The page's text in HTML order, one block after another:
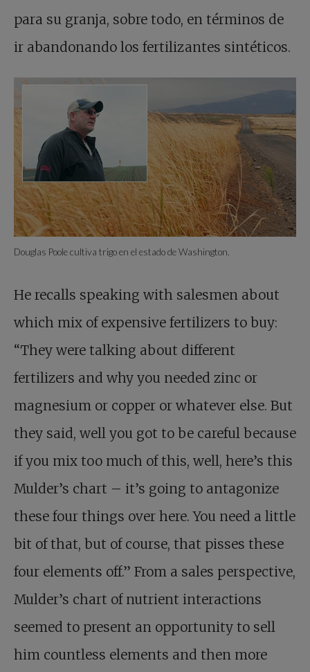
para su granja, sobre todo, en términos de
ir abandonando los fertilizantes sintéticos.
Douglas Poole cultiva trigo en el estado de Washington.
He recalls speaking with salesmen about
which mix of expensive fertilizers to buy:
“They were talking about different
fertilizers and why you needed zinc or
magnesium or copper or whatever else. But
they said, well you got to be careful because
if you mix too much of this, well, here’s this
Mulder’s chart – it’s going to antagonize
these four things over here. You need a little
bit of that, but of course, that pisses these
four elements off.” From a sales perspective,
Mulder’s chart of nutrient interactions
seemed to present an opportunity to sell
him countless elements and then more